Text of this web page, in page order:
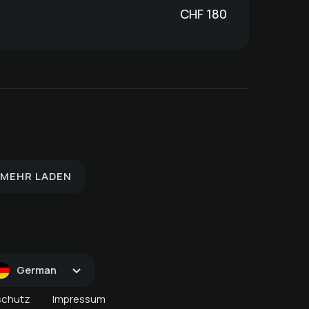
CHF 180
Schöner® –
MEHR LADEN
German
Impressum